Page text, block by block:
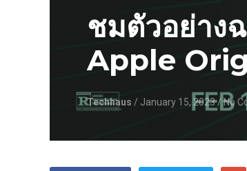
ชมตัวอย่าง
Apple
Techhaus / January 15, 2023 / No